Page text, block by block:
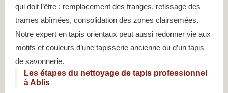
qui doit l’être : remplacement des franges, retissage des
trames abîmées, consolidation des zones clairsemées.
Notre expert en tapis orientaux peut aussi redonner vie aux
motifs et couleurs d’une tapisserie ancienne ou d’un tapis
de savonnerie.
Les étapes du nettoyage de tapis professionnel
à Ablis